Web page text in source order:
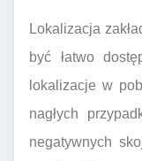
Lokalizacja
być łatwo
lokalizacje w
nagłych
negatywnych